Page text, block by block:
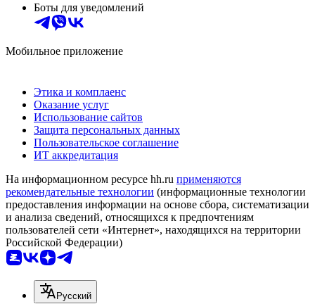
Боты для уведомлений
Мобильное приложение
Этика и комплаенс
Оказание услуг
Использование сайтов
Защита персональных данных
Пользовательское соглашение
ИТ аккредитация
На информационном ресурсе hh.ru применяются
рекомендательные технологии (информационные технологии
предоставления информации на основе сбора, систематизации
и анализа сведений, относящихся к предпочтениям
пользователей сети «Интернет», находящихся на территории
Российской Федерации)
Русский